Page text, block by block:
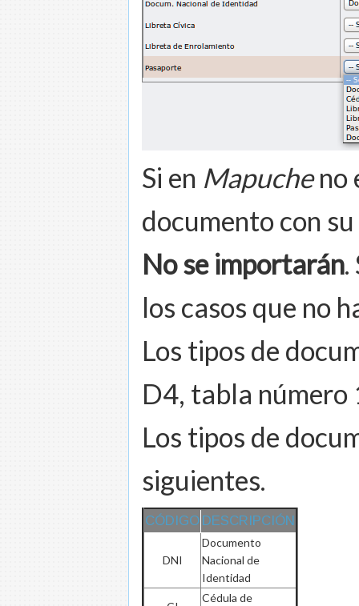
Si en Mapucheno
documento con
No se importarán.
los casos que no
Los tipos de
D4, tabla número
Los tipos de
siguientes.
CÓDIGO DESCRIPCIÓN
DNI
Documento
Nacional de
Identidad
Cédula de